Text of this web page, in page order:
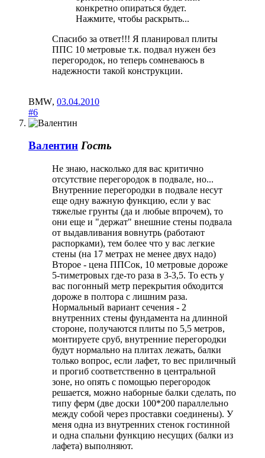
конкретно опираться будет.
Нажмите, чтобы раскрыть...
Спасибо за ответ!!! Я планировал плиты
ППС 10 метровые т.к. подвал нужен без
перегородок, но теперь сомневаюсь в
надежности такой конструкции.
BMW, 03.04.2010
#6
Валентин Гость
Не знаю, насколько для вас критично
отсутствие перегородок в подвале, но...
Внутренние перегородки в подвале несут
еще одну важную функцию, если у вас
тяжелые грунты (да и любые впрочем), то
они еще и "держат" внешние стены подвала
от выдавливания вовнутрь (работают
распорками), тем более что у вас легкие
стены (на 17 метрах не менее двух надо)
Второе - цена ППСок, 10 метровые дороже
5-тиметровых где-то раза в 3-3,5. То есть у
вас погонный метр перекрытия обходится
дороже в полтора с лишним раза.
Нормальный вариант сечения - 2
внутренних стены фундамента на длинной
стороне, получаются плиты по 5,5 метров,
монтируете сруб, внутренние перегородки
будут нормально на плитах лежать, балки
только вопрос, если лафет, то вес приличный
и прогиб соответственно в центральной
зоне, но опять с помощью перегородок
решается, можно наборные балки сделать, по
типу ферм (две доски 100*200 параллельно
между собой через проставки соединены). У
меня одна из внутренних стенок гостинной
и одна спальни функцию несущих (балки из
лафета) выполняют.